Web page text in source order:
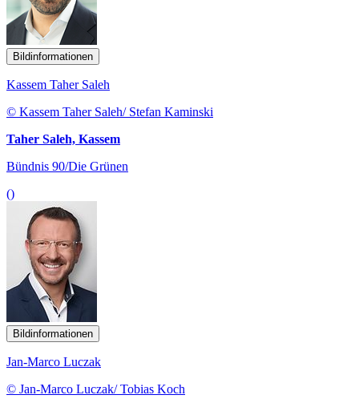
Bildinformationen
Kassem Taher Saleh
© Kassem Taher Saleh/ Stefan Kaminski
Taher Saleh, Kassem
Bündnis 90/Die Grünen
()
Bildinformationen
Jan-Marco Luczak
© Jan-Marco Luczak/ Tobias Koch